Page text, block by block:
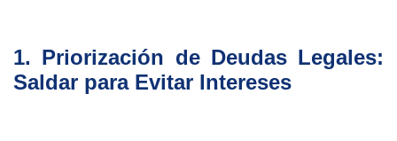
1. Priorización de Deudas Legales:
Saldar para Evitar Intereses